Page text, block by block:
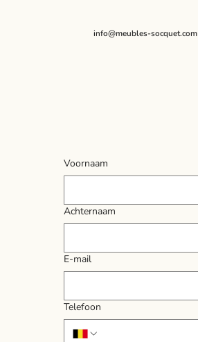
Voornaam
Achternaam
E-mail
Telefoon
info@meubles-socquet.com